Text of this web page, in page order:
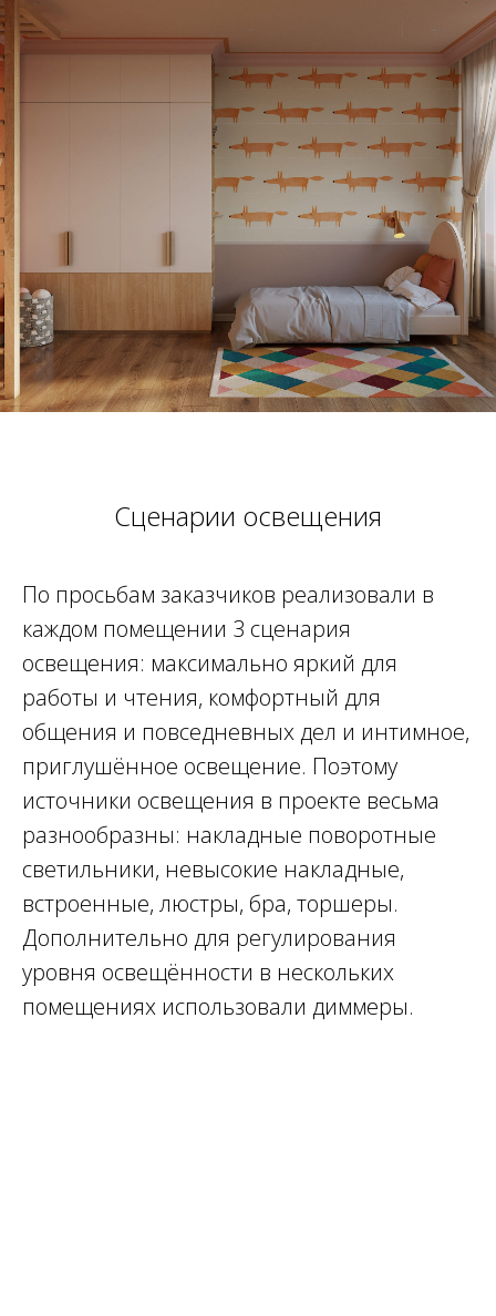
Сценарии освещения
По просьбам заказчиков реализовали в
каждом помещении 3 сценария
освещения: максимально яркий для
работы и чтения, комфортный для
общения и повседневных дел и интимное,
приглушённое освещение. Поэтому
источники освещения в проекте весьма
разнообразны: накладные поворотные
светильники, невысокие накладные,
встроенные, люстры, бра, торшеры.
Дополнительно для регулирования
уровня освещённости в нескольких
помещениях использовали диммеры.